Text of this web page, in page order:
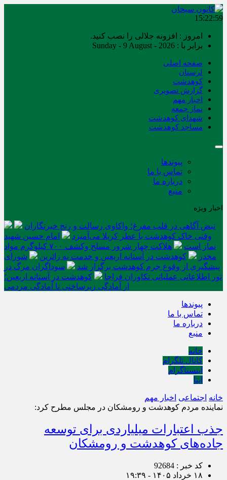
15:22:59
امروز : افزونه جلالی را نصب کنید.
برابر با : Sunday - 9 August - 2026
صفحه اصلی
لرستان
کوهدشت
گزارش تصویری
اخبار مهم
نماز جمعه
شهدای کوهدشت
مساجد کوهدشت
پیوندها
تماس با ما
درباره ما
منبع
اخبار ویژه
نبض آگاهی در قلب مفرغ؛ واکاوی رسالت و رنج خبرنگاران
وقتی خاک کوهدشت با عطر کربلا می‌آمیزد
امام حسین شهید
نماز است
هلاکت چهار شرور مسلح وکشف ۷۰۰ کیلوگرم مواد
مخدر
کوهدشت در آستانه اربعین و خدمت‌ به زائرین
شورای
پیشگیری از وقوع جرم کوهدشت برگزار شد
سوداگران مرگ در
تور اطلاعاتی عملیاتی تکاوران فراجا
کوهدشت در آستانه اربعین؛
از آمادگی زیرساختی تا آمادگی مردمی
پیوندها
تماس با ما
درباره ما
منبع
خانه
کانال تلگرام
اینستاگرام
ایتا
خانه اجتماعی اخبار مهم
نماینده مردم کوهدشت و رومشکان در مجلس مطرح کرد:
جذب اعتبارات میلیاردی برای توسعه
جاده‌های کوهدشت و رومشکان
کد خبر : 92684
۱۸ خرداد ۱۴۰۵ - ۱۹:۳۹